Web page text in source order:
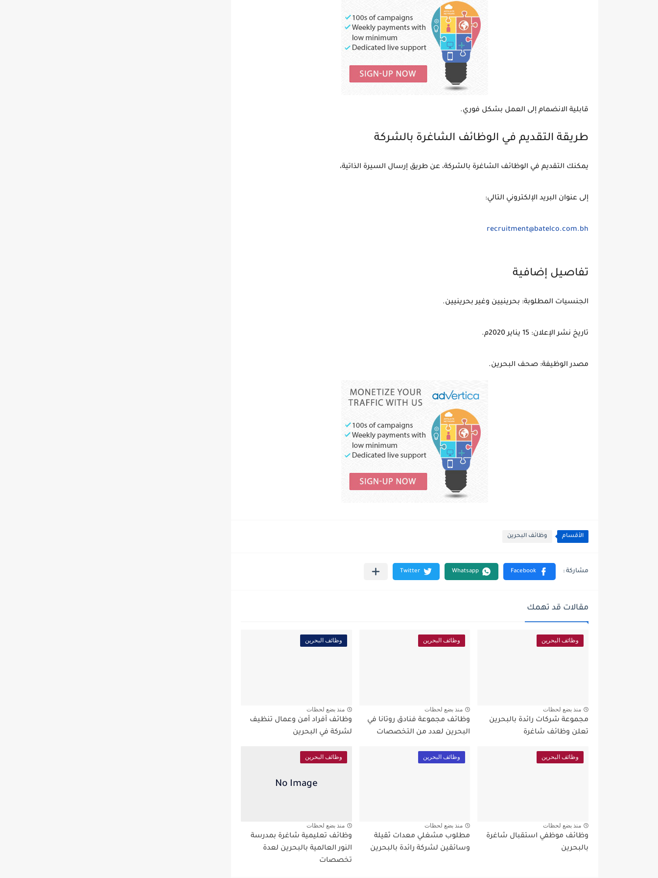
قابلية الانضمام إلى العمل بشكل فوري.
طريقة التقديم في الوظائف الشاغرة بالشركة
يمكنك التقديم في الوظائف الشاغرة بالشركة، عن طريق إرسال السيرة الذاتية،
إلى عنوان البريد الإلكتروني التالي:
recruitment@batelco.com.bh
تفاصيل إضافية
الجنسيات المطلوبة: بحرينيين وغير بحرينيين.
تاريخ نشر الإعلان: 15 يناير 2020م.
مصدر الوظيفة: صحف البحرين.
الأقسام وظائف البحرين
مقالات قد تهمك
وظائف البحرين
منذ بضع لحظات
مجموعة شركات رائدة بالبحرين
تعلن وظائف شاغرة
وظائف البحرين
منذ بضع لحظات
وظائف مجموعة فنادق روتانا في
البحرين لعدد من التخصصات
وظائف البحرين
منذ بضع لحظات
وظائف أفراد أمن وعمال تنظيف
لشركة في البحرين
وظائف البحرين
منذ بضع لحظات
وظائف موظفي استقبال شاغرة
بالبحرين
وظائف البحرين
منذ بضع لحظات
مطلوب مشغلي معدات ثقيلة
وسائقين لشركة رائدة بالبحرين
وظائف البحرين
منذ بضع لحظات
وظائف تعليمية شاغرة بمدرسة
النور العالمية بالبحرين لعدة
تخصصات